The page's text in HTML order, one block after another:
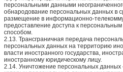
персональными данными
обнародование персональных данных в
размещение в информационно-
предоставление доступа к
способом.
2.13. Трансграничная передача
персональных данных на территорию
власти иностранного государства,
иностранному юридическому лицу.
2.14. Уничтожение персональных